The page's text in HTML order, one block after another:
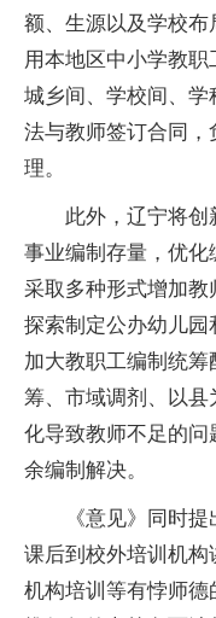
额、生源以及学校
用本地区中小学教职
城乡间、学校间、
法与教师签订合同
理。
此外，辽宁将
事业编制存量，优化
采取多种形式增加教
探索制定公办幼儿园
加大教职工编制统
筹、市域调剂、以
化导致教师不足的
余编制解决。
《意见》同时
课后到校外培训机构
机构培训等有悖师德